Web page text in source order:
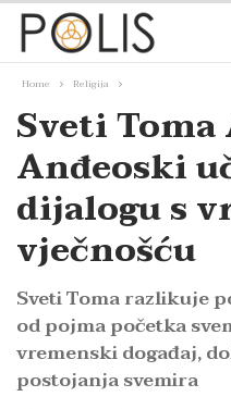
Home Religija
Sveti
Anđeoski
dijalogu s
vječnošću
Sveti Toma razlikuje
od pojma početka
vremenski događaj,
postojanja svemira